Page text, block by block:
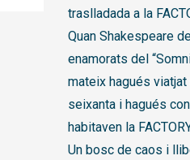
traslladada a la
Quan Shakespeare
enamorats del
mateix hagués
seixanta i hagués
habitaven la
Un bosc de caos i